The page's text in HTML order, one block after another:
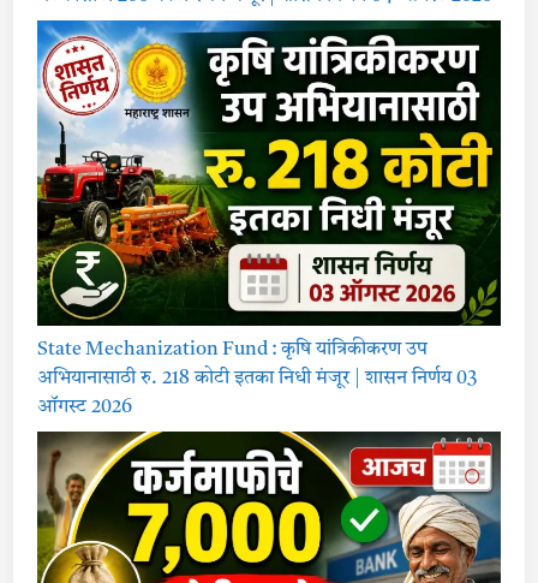
State Mechanization Fund : कृषि यांत्रिकीकरण उप
अभियानासाठी रु. 218 कोटी इतका निधी मंजूर | शासन निर्णय 03
ऑगस्ट 2026